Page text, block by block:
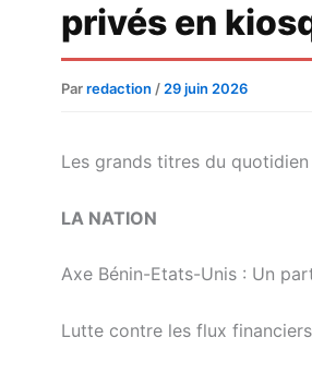
privés en
Parredaction / 29 juin 2026
Les grands titres du
LA NATION
Axe Bénin-Etats-Unis : Un
Lutte contre les flux